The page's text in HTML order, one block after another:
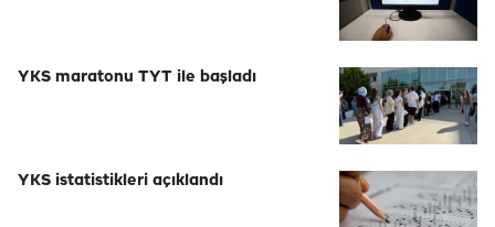
YKS maratonu TYT ile başladı
YKS istatistikleri açıklandı